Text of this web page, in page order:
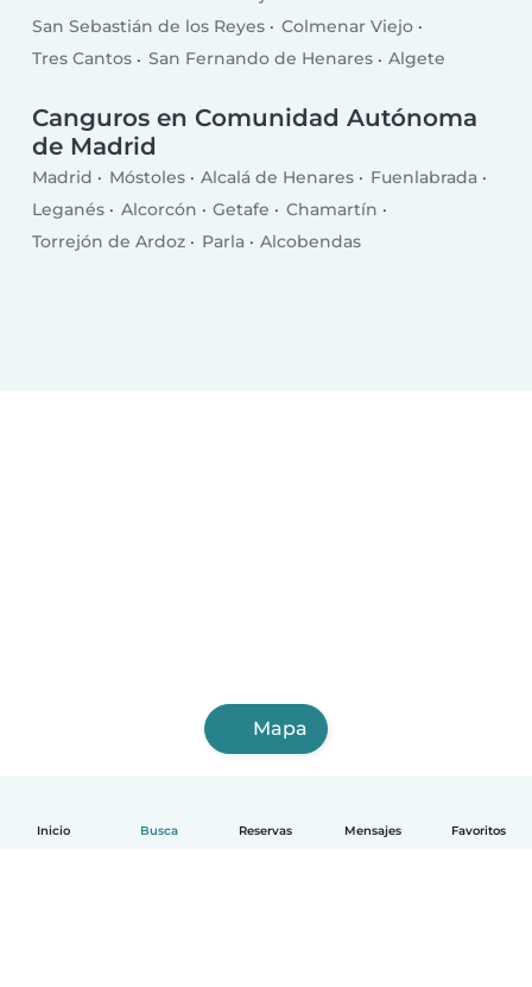
Inicio Busca Reservas Mensajes Favoritos
San Sebastián de los Reyes
Colmenar Viejo
Tres Cantos
San Fernando de Henares Algete
Canguros en Comunidad Autónoma
de Madrid
Madrid Móstoles Alcalá de Henares
Fuenlabrada
Leganés
Alcorcón Getafe
Chamartín
Torrejón de Ardoz
Parla Alcobendas
Mapa